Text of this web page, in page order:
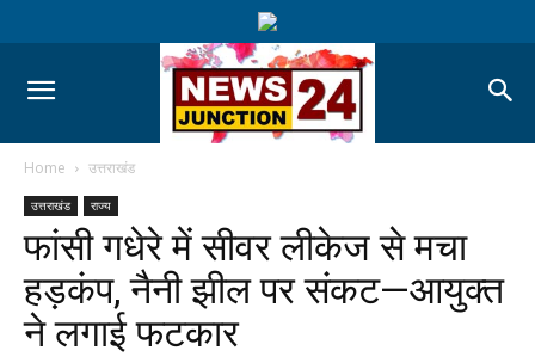
Home उत्तराखंड
उत्तराखंड राज्य
फांसी गधेरे में सीवर लीकेज से मचा
हड़कंप, नैनी झील पर संकट—आयुक्त
ने लगाई फटकार